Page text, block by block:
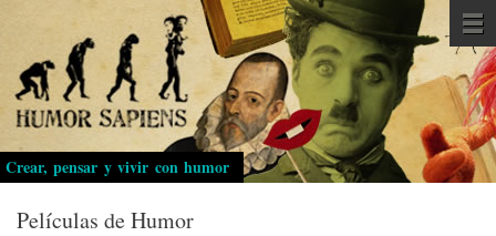
Pasar
al
contenido
principal
Crear, pensar y vivir con humor
Películas de Humor